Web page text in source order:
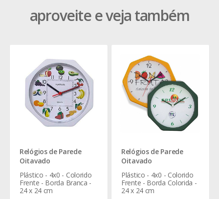
aproveite e veja também
Relógios de Parede
Oitavado
Plástico - 4x0 - Colorido
Frente - Borda Branca -
24 x 24 cm
Relógios de Parede
Oitavado
Plástico - 4x0 - Colorido
Frente - Borda Colorida -
24 x 24 cm